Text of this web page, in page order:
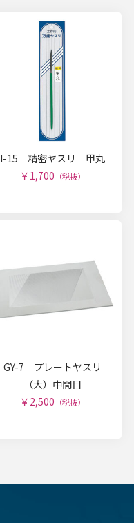
I-15 精密ヤスリ 甲丸
￥1,700 （税抜）
GY-7 プレートヤスリ
（大）中間目
￥2,500 （税抜）